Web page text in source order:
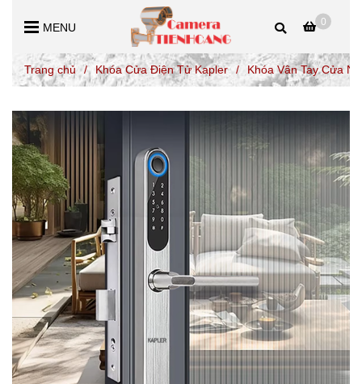
0
MENU
Trang chủ / Khóa Cửa Điện Tử Kapler / Khóa Vân Tay Cửa